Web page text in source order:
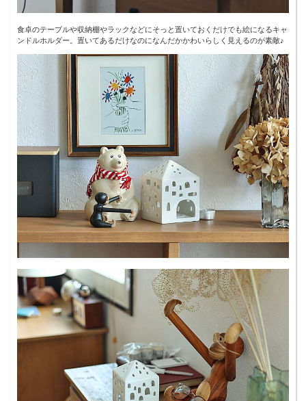
食卓のテーブルや収納棚やラックなどにそっと置いておくだけでも絵になるキャ
ンドルホルダー。置いてあるだけなのになんだかかわいらしく見えるのが素敵♪